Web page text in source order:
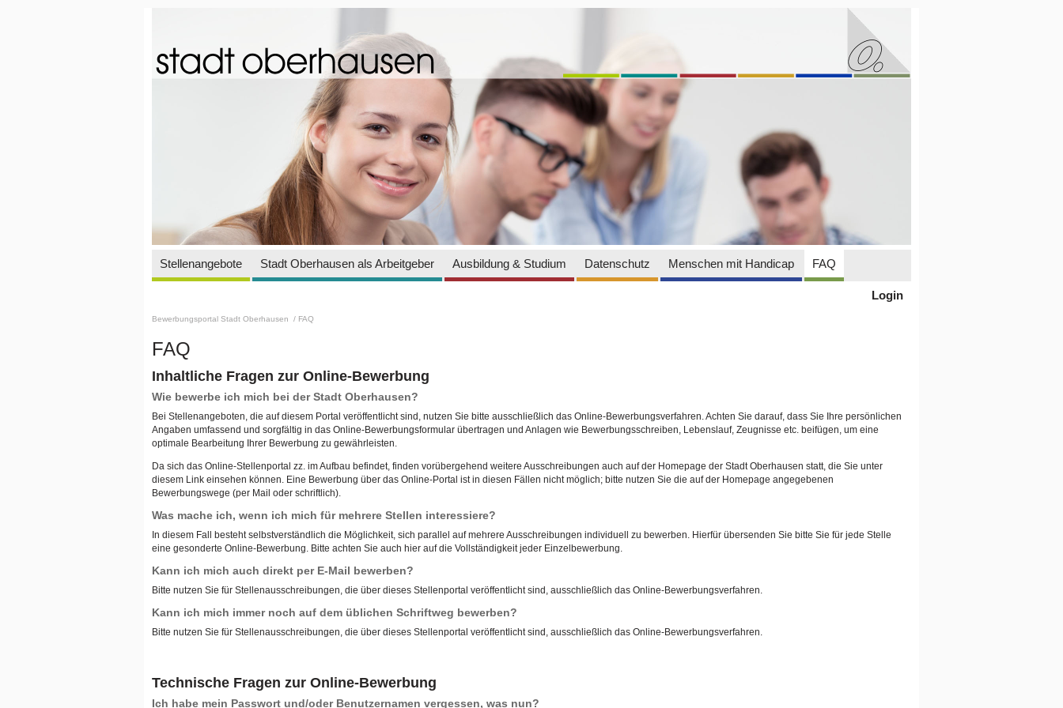
Stellenangebote Stadt Oberhausen als Arbeitgeber Ausbildung & Studium Datenschutz Menschen mit Handicap FAQ
Login
Bewerbungsportal Stadt Oberhausen / FAQ
FAQ
Inhaltliche Fragen zur Online-Bewerbung
Wie bewerbe ich mich bei der Stadt Oberhausen?
Bei Stellenangeboten, die auf diesem Portal veröffentlicht sind, nutzen Sie bitte ausschließlich das Online-Bewerbungsverfahren. Achten Sie darauf, dass Sie Ihre persönlichen
Angaben umfassend und sorgfältig in das Online-Bewerbungsformular übertragen und Anlagen wie Bewerbungsschreiben, Lebenslauf, Zeugnisse etc. beifügen, um eine
optimale Bearbeitung Ihrer Bewerbung zu gewährleisten.
Da sich das Online-Stellenportal zz. im Aufbau befindet, finden vorübergehend weitere Ausschreibungen auch auf der Homepage der Stadt Oberhausen statt, die Sie unter
diesem Link einsehen können. Eine Bewerbung über das Online-Portal ist in diesen Fällen nicht möglich; bitte nutzen Sie die auf der Homepage angegebenen
Bewerbungswege (per Mail oder schriftlich).
Was mache ich, wenn ich mich für mehrere Stellen interessiere?
In diesem Fall besteht selbstverständlich die Möglichkeit, sich parallel auf mehrere Ausschreibungen individuell zu bewerben. Hierfür übersenden Sie bitte Sie für jede Stelle
eine gesonderte Online-Bewerbung. Bitte achten Sie auch hier auf die Vollständigkeit jeder Einzelbewerbung.
Kann ich mich auch direkt per E-Mail bewerben?
Bitte nutzen Sie für Stellenausschreibungen, die über dieses Stellenportal veröffentlicht sind, ausschließlich das Online-Bewerbungsverfahren.
Kann ich mich immer noch auf dem üblichen Schriftweg bewerben?
Bitte nutzen Sie für Stellenausschreibungen, die über dieses Stellenportal veröffentlicht sind, ausschließlich das Online-Bewerbungsverfahren.
Technische Fragen zur Online-Bewerbung
Ich habe mein Passwort und/oder Benutzernamen vergessen, was nun?